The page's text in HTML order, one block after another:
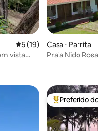
5 de uma avaliação
5 (19)
vista
Casa ⋅ Parrita
Praia Nido
Entre os
Preferido